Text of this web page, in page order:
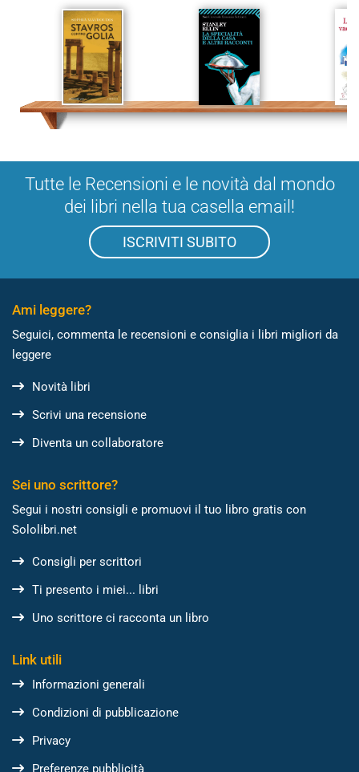
Tutte le Recensioni e le novità dal mondo
dei libri nella tua casella email!
ISCRIVITI SUBITO
Ami leggere?
Seguici, commenta le recensioni e consiglia i libri migliori da
leggere
Novità libri
Scrivi una recensione
Diventa un collaboratore
Sei uno scrittore?
Segui i nostri consigli e promuovi il tuo libro gratis con
Sololibri.net
Consigli per scrittori
Ti presento i miei... libri
Uno scrittore ci racconta un libro
Link utili
Informazioni generali
Condizioni di pubblicazione
Privacy
Preferenze pubblicità